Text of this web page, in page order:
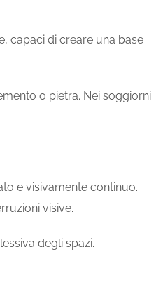
capaci di creare una base
o pietra. Nei soggiorni
e visivamente continuo.
visive.
degli spazi.